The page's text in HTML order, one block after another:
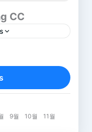
CC
shi,
by
9월 10월
11월